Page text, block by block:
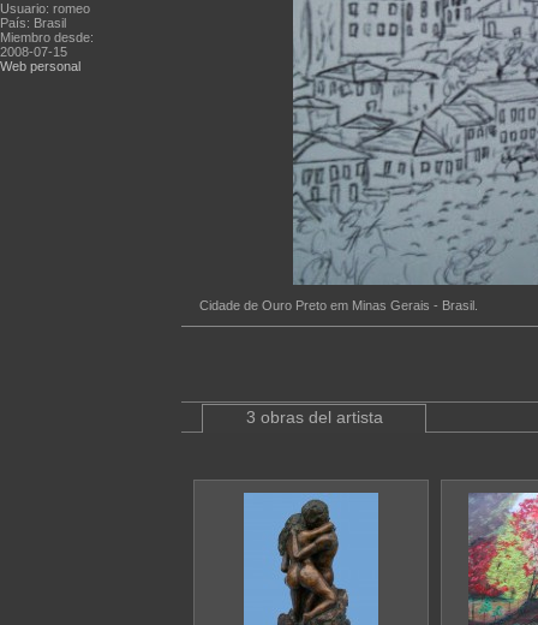
Usuario: romeo
País: Brasil
Miembro desde:
2008-07-15
Web personal
Cidade de Ouro Preto em Minas Gerais - Brasil.
3 obras del artista